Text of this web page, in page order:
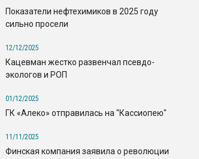
Показатели нефтехимиков в 2025 году
сильно просели
12/12/2025
Кацевман жестко развенчал псевдо-
экологов и РОП
01/12/2025
ГК «Алеко» отправилась на "Кассиопею"
11/11/2025
Финская компания заявила о революции